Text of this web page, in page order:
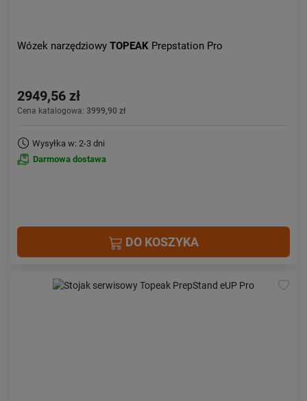
Wózek narzędziowy TOPEAK Prepstation Pro
2949,56 zł
Cena katalogowa: 3999,90 zł
Wysyłka w: 2-3 dni
Darmowa dostawa
DO KOSZYKA